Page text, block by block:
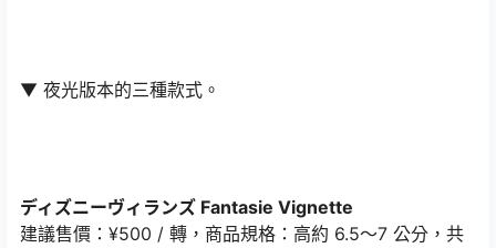
▼ 夜光版本的三種款式。
ディズニーヴィランズ Fantasie Vignette
建議售價：¥500 / 轉，商品規格：高約 6.5～7 公分，共